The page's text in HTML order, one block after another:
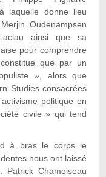
laquelle donne lieu
Oudenampsen
ainsi que sa
pour comprendre
que par un
», alors que
Studies consacrées
politique en
civile » qui tend
à bras le corps le
nous ont laissé
Chamoiseau